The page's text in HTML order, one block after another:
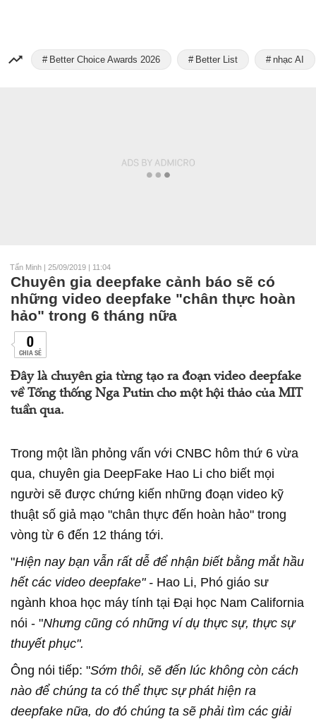
Better Choice Awards 2026 Better List nhạc AI
Tấn Minh | 25/09/2019 | 11:04
Chuyên gia deepfake cảnh báo sẽ có
những video deepfake "chân thực hoàn
hảo" trong 6 tháng nữa
0
CHIA SẺ
Đây là chuyên gia từng tạo ra đoạn video deepfake
về Tổng thống Nga Putin cho một hội thảo của MIT
tuần qua.
Trong một lần phỏng vấn với CNBC hôm thứ 6 vừa
qua, chuyên gia DeepFake Hao Li cho biết mọi
người sẽ được chứng kiến những đoạn video kỹ
thuật số giả mạo "chân thực đến hoàn hảo" trong
vòng từ 6 đến 12 tháng tới.
"Hiện nay bạn vẫn rất dễ để nhận biết bằng mắt hầu
hết các video deepfake" - Hao Li, Phó giáo sư
ngành khoa học máy tính tại Đại học Nam California
nói - "Nhưng cũng có những ví dụ thực sự, thực sự
thuyết phục".
Ông nói tiếp: "Sớm thôi, sẽ đến lúc không còn cách
nào để chúng ta có thể thực sự phát hiện ra
deepfake nữa, do đó chúng ta sẽ phải tìm các giải